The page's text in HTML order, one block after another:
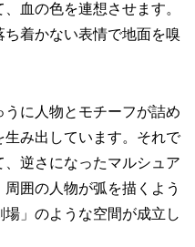
血の色を連想させます。
着かない表情で地面を嗅
に人物とモチーフが詰め
み出しています。それで
逆さになったマルシュア
囲の人物が弧を描くよう
」のような空間が成立し